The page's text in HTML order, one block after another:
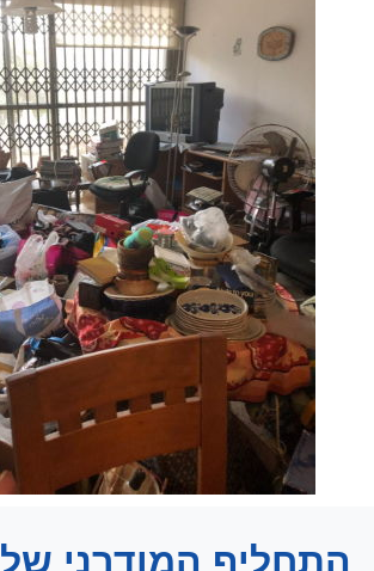
התחליף המודרני של